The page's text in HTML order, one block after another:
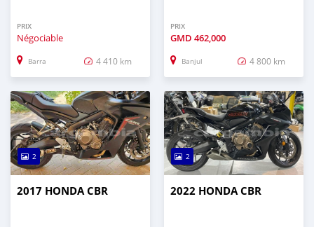
PRIX
Négociable
Barra 4 410 km
PRIX
GMD 462,000
Banjul 4 800 km
2
2017 HONDA CBR
2
2022 HONDA CBR